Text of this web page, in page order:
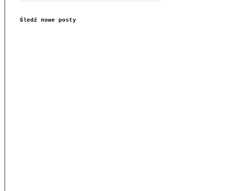
Śledź nowe posty